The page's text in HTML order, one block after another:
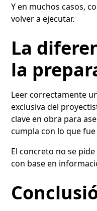
Y en muchos casos,
volver a ejecutar.
La
la
Leer correctamente
exclusiva del
clave en obra para
cumpla con lo que
El concreto no se
con base en